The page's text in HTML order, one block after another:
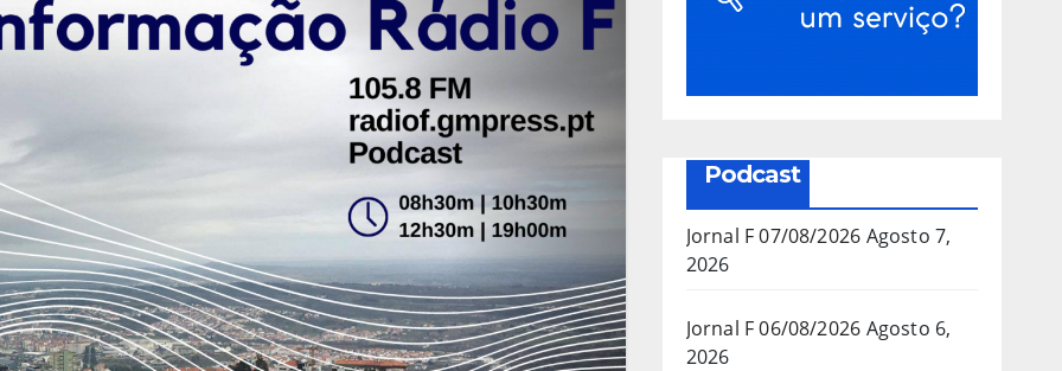
Podcast
Jornal F 07/08/2026 Agosto 7,
2026
Jornal F 06/08/2026 Agosto 6,
2026